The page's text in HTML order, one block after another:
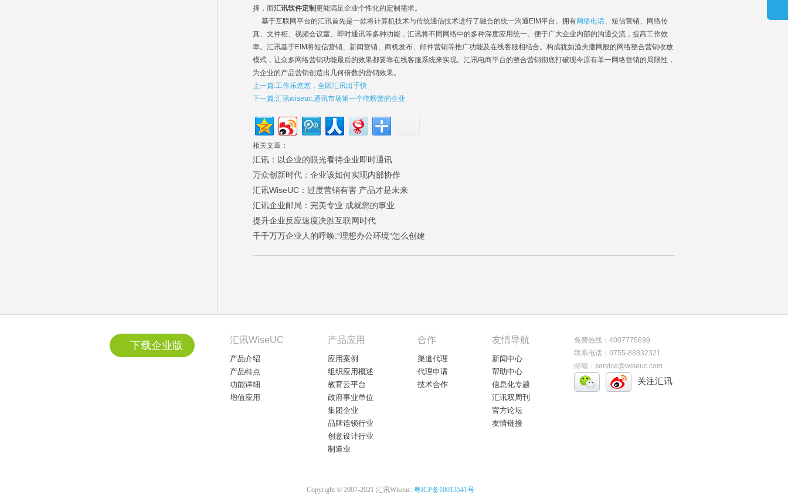
择，而汇讯软件定制更能满足企业个性化的定制需求。
基于互联网平台的汇讯首先是一款将计算机技术与传统通信技术进行了融合的统一沟通EIM平台。拥有网络电话、短信营销、网络传
真、文件柜、视频会议室、即时通讯等多种功能，汇讯将不同网络中的多种深度应用统一。便于广大企业内部的沟通交流，提高工作效
率。汇讯基于EIM将短信营销、新闻营销、商机发布、邮件营销等推广功能及在线客服相结合。构成犹如渔夫撒网般的网络整合营销收放
模式，让众多网络营销功能最后的效果都要靠在线客服系统来实现。汇讯电商平台的整合营销彻底打破现今原有单一网络营销的局限性，
为企业的产品营销创造出几何倍数的营销效果。
上一篇:工作乐悠悠，全因汇讯出手快
下一篇:汇讯wiseuc,通讯市场第一个吃螃蟹的企业
相关文章：
汇讯：以企业的眼光看待企业即时通讯
万众创新时代：企业该如何实现内部协作
汇讯WiseUC：过度营销有害 产品才是未来
汇讯企业邮局：完美专业 成就您的事业
提升企业反应速度决胜互联网时代
千千万万企业人的呼唤:“理想办公环境”怎么创建
下载企业版 汇讯WiseUC
产品介绍
产品特点
功能详细
增值应用
产品应用
应用案例
组织应用概述
教育云平台
政府事业单位
集团企业
品牌连锁行业
创意设计行业
制造业
合作
渠道代理
代理申请
技术合作
友情导航
新闻中心
帮助中心
信息化专题
汇讯双周刊
官方论坛
友情链接
免费热线：4007775699
联系电话：0755-88832321
邮箱：service@wiseuc.com
关注汇讯
Copyright © 2007-2021 汇讯Wiseuc. 粤ICP备10013541号